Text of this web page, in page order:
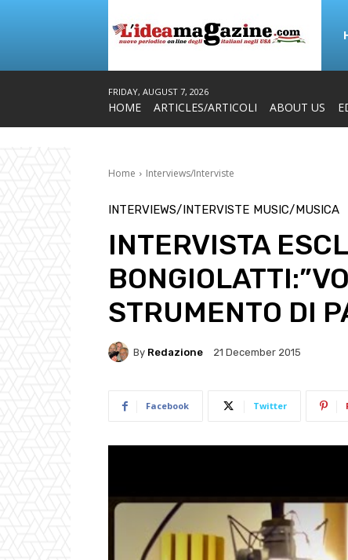
FRIDAY, AUGUST 7, 2026
HOME ARTICLES/ARTICOLI ABOUT US
Home Interviews/Interviste
INTERVIEWS/INTERVISTE MUSIC/MUSICA
INTERVISTA
STRUMENTO DI
By Redazione 21 December 2015
Facebook Twitter